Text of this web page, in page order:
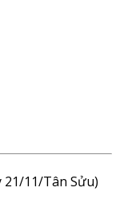
21/11/Tân Sửu)